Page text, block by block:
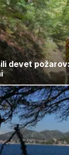
devet